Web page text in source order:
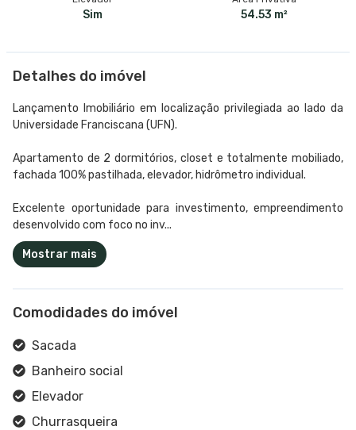
Sim 54.53 m²
Detalhes do imóvel
Lançamento Imobiliário em localização privilegiada ao lado da
Universidade Franciscana (UFN).
Apartamento de 2 dormitórios, closet e totalmente mobiliado,
fachada 100% pastilhada, elevador, hidrômetro individual.
Excelente oportunidade para investimento, empreendimento
desenvolvido com foco no inv...
Mostrar mais
Comodidades do imóvel
Sacada
Banheiro social
Elevador
Churrasqueira